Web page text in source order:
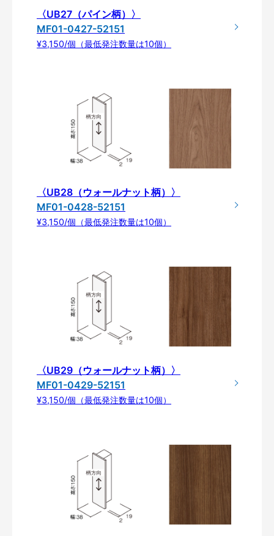
〈UB27（パイン柄）〉
MF01-0427-52151
¥3,150/個（最低発注数量は10個）
〈UB28（ウォールナット柄）〉
MF01-0428-52151
¥3,150/個（最低発注数量は10個）
〈UB29（ウォールナット柄）〉
MF01-0429-52151
¥3,150/個（最低発注数量は10個）